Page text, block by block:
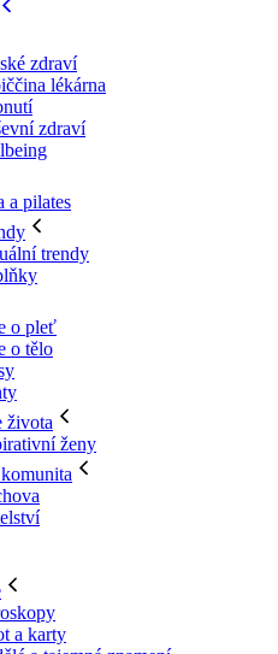
zdraví
lékárna
zdraví
a pilates
trendy
o pleť
o tělo
života
ženy
a karty